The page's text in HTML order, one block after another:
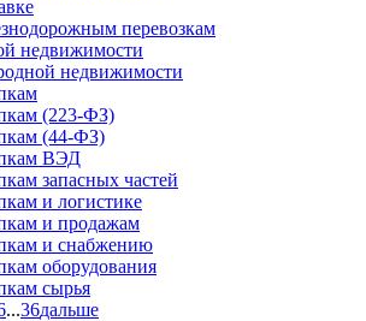
перевозкам
недвижимости
недвижимости
(223-ФЗ)
(44-ФЗ)
ВЭД
запасных частей
и логистике
и продажам
и снабжению
оборудования
сырья
...36дальше